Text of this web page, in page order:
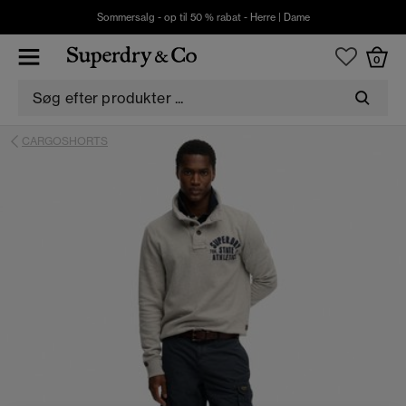
Sommersalg - op til 50 % rabat - Herre| Dame
0
CARGOSHORTS